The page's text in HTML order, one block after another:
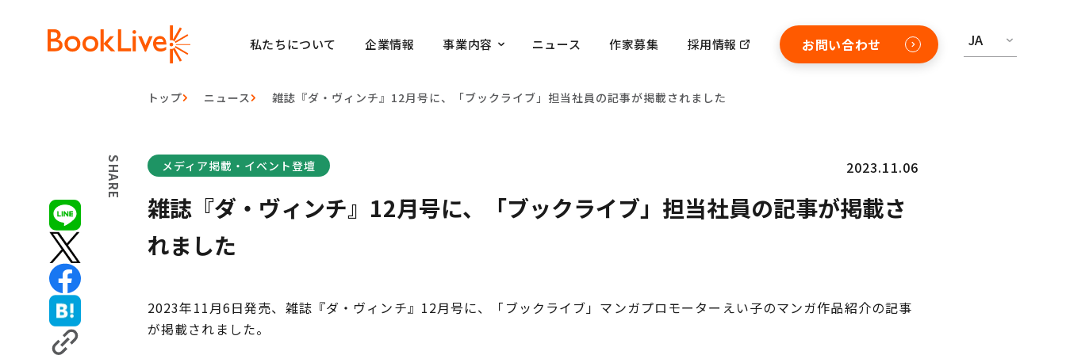
私たちについて 企業情報 事業内容 ニュース 作家募集 採用情報 お問い合わせ JA
トップ ニュース 雑誌『ダ・ヴィンチ』12月号に、「ブックライブ」担当社員の記事が掲載されました
SHARE メディア掲載・イベント登壇 2023.11.06
雑誌『ダ・ヴィンチ』12月号に、「ブックライブ」担当社員の記事が掲載さ
れました
2023年11月6日発売、雑誌『ダ・ヴィンチ』12月号に、「ブックライブ」マンガプロモーターえい子のマンガ作品紹介の記事
が掲載されました。